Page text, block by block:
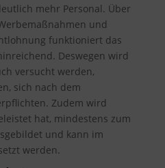
mehr Personal. Über
und
funktioniert das
Deswegen wird
versucht werden,
sich nach dem
Zudem wird
hat, mindestens zum
und kann im
werden.